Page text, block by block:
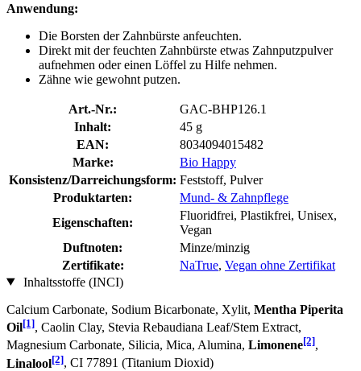
Anwendung:
Die Borsten der Zahnbürste anfeuchten.
Direkt mit der feuchten Zahnbürste etwas Zahnputzpulver
aufnehmen oder einen Löffel zu Hilfe nehmen.
Zähne wie gewohnt putzen.
Art.-Nr.:
GAC-BHP126.1
Inhalt:
45 g
EAN:
8034094015482
Marke:
Bio Happy
Konsistenz/Darreichungsform: Feststoff, Pulver
Produktarten:
Mund- & Zahnpflege
Eigenschaften:
Fluoridfrei, Plastikfrei, Unisex,
Vegan
Duftnoten:
Minze/minzig
Zertifikate:
NaTrue, Vegan ohne Zertifikat
Inhaltsstoffe (INCI)
Calcium Carbonate, Sodium Bicarbonate, Xylit, Mentha Piperita
Oil[1], Caolin Clay, Stevia Rebaudiana Leaf/Stem Extract,
Magnesium Carbonate, Silicia, Mica, Alumina, Limonene[2],
Linalool[2], CI 77891 (Titanium Dioxid)